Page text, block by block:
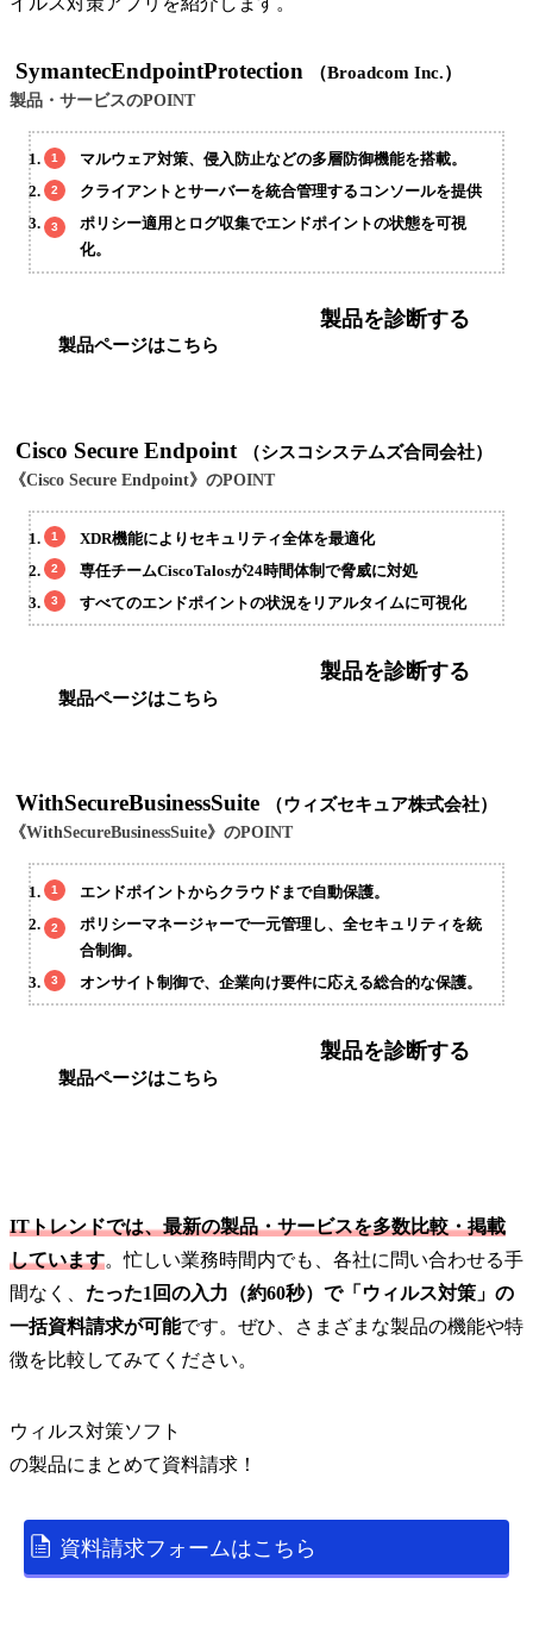
SymantecEndpointProtection （Broadcom Inc.）
製品・サービスのPOINT
マルウェア対策、侵入防止などの多層防御機能を搭載。
クライアントとサーバーを統合管理するコンソールを提供
ポリシー適用とログ収集でエンドポイントの状態を可視
化。
製品ページはこちら
製品を診断する
Cisco Secure Endpoint （シスコシステムズ合同会社）
《Cisco Secure Endpoint》のPOINT
XDR機能によりセキュリティ全体を最適化
専任チームCiscoTalosが24時間体制で脅威に対処
すべてのエンドポイントの状況をリアルタイムに可視化
製品ページはこちら
製品を診断する
WithSecureBusinessSuite （ウィズセキュア株式会社）
《WithSecureBusinessSuite》のPOINT
エンドポイントからクラウドまで自動保護。
ポリシーマネージャーで一元管理し、全セキュリティを統
合制御。
オンサイト制御で、企業向け要件に応える総合的な保護。
製品ページはこちら
製品を診断する
ITトレンドでは、最新の製品・サービスを多数比較・掲載
しています。忙しい業務時間内でも、各社に問い合わせる手
間なく、 たった1回の入力（約60秒）で「ウィルス対策」の
一括資料請求が可能です。ぜひ、さまざまな製品の機能や特
徴を比較してみてください。
ウィルス対策ソフト
の製品にまとめて資料請求！
資料請求フォームはこちら